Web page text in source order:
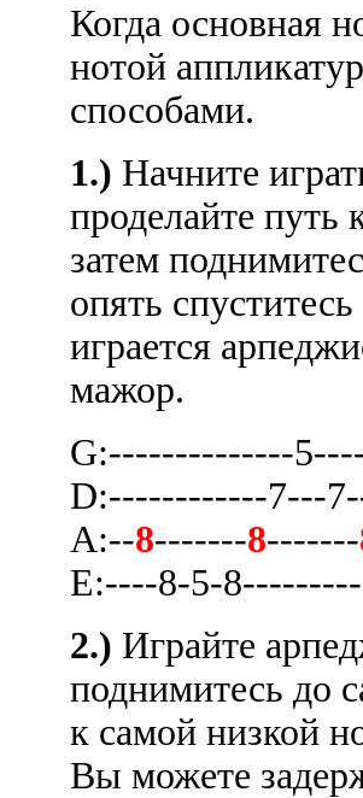
Когда основная
нотой
способами.
1.) Начните
проделайте путь
затем
опять
играется
мажор.
G:--------------
D:------------7---
A:--8-------8-------
E:----8-5-
2.) Играйте
поднимитесь до
к самой низкой
Вы можете